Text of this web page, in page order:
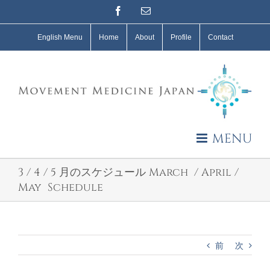
FacebookEmail
English Menu Home About Profile Contact
MENU
3 / 4 / 5 月のスケジュール March / April /
May Schedule
前 次